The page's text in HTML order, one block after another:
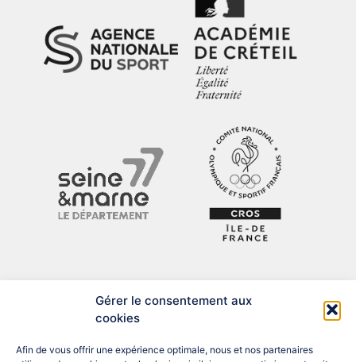
Gérer le consentement aux
cookies
Afin de vous offrir une expérience optimale, nous et nos partenaires